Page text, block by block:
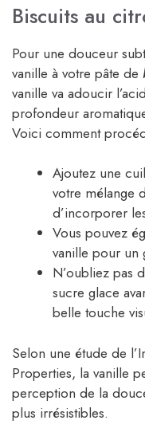
Biscuits au
Pour une douceur
vanille à votre pâte de
vanille va adoucir
profondeur
Voici comment
Ajoutez une
votre mélange
d’incorporer
Vous pouvez
vanille pour un
N’oubliez pas
sucre glace
belle touche
Selon une étude de
Properties, la vanille
perception de la
plus irrésistibles.